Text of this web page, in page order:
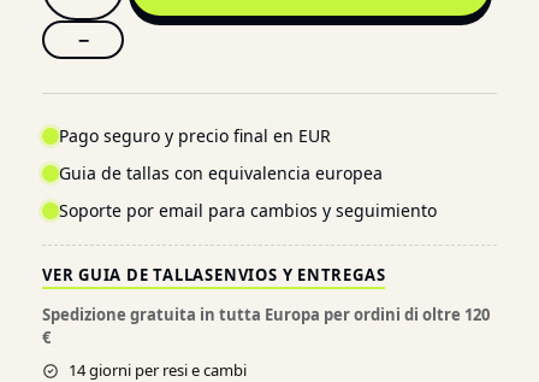
−
Pago seguro y precio final en EUR
Guia de tallas con equivalencia europea
Soporte por email para cambios y seguimiento
VER GUIA DE TALLASENVIOS Y ENTREGAS
Spedizione gratuita in tutta Europa per ordini di oltre 120
€
14 giorni per resi e cambi